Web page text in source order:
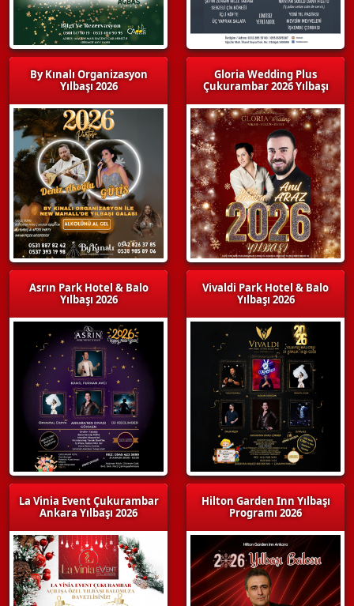
By Kınalı Organizasyon
Yılbaşı 2026
Asrın Park Hotel & Balo
Yılbaşı 2026
La Vinia Event Çukurambar
Ankara Yılbaşı 2026
Gloria Wedding Plus
Çukurambar 2026 Yılbaşı
Vivaldi Park Hotel & Balo
Yılbaşı 2026
Hilton Garden Inn Yılbaşı
Programı 2026